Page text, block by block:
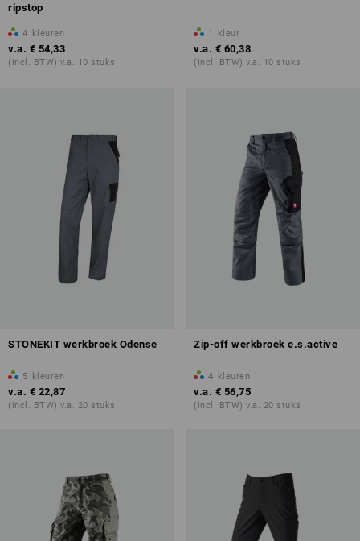
ripstop
4 kleuren
v.a. € 54,33
(incl. BTW) v.a. 10 stuks
1 kleur
v.a. € 60,38
(incl. BTW) v.a. 10 stuks
STONEKIT werkbroek Odense
5 kleuren
v.a. € 22,87
(incl. BTW) v.a. 20 stuks
Zip-off werkbroek e.s.active
4 kleuren
v.a. € 56,75
(incl. BTW) v.a. 20 stuks